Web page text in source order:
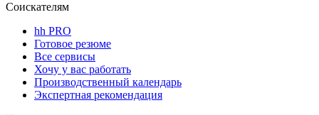
Соискателям
hh PRO
Готовое резюме
Все сервисы
Хочу у вас работать
Производственный календарь
Экспертная рекомендация